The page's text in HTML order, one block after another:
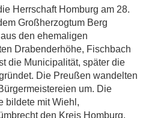
Herrschaft Homburg am 28.
Großherzogtum Berg
den ehemaligen
Drabenderhöhe, Fischbach
die Municipalität, später die
Die Preußen wandelten
um. Die
bildete mit Wiehl,
den Kreis Homburg,